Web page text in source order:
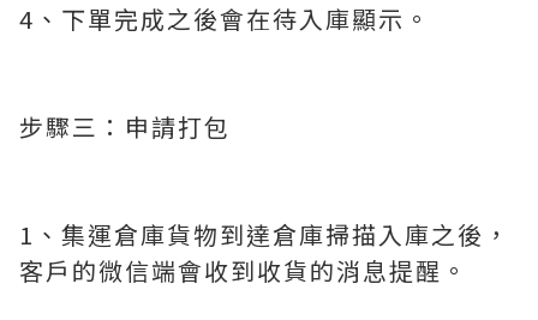
4、下單完成之後會在待入庫顯示。
步驟三：申請打包
1、集運倉庫貨物到達倉庫掃描入庫之後，
客戶的微信端會收到收貨的消息提醒。